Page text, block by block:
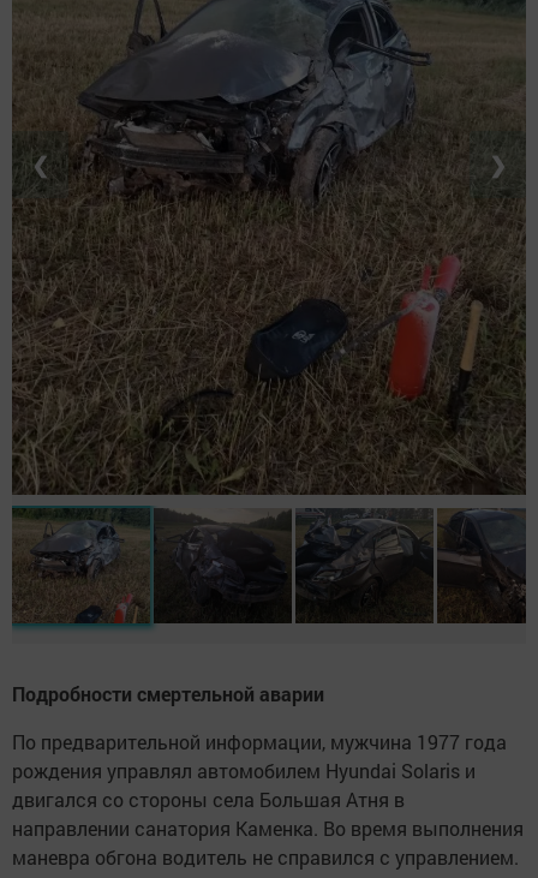
❮ ❯
Подробности смертельной аварии
По предварительной информации, мужчина 1977 года
рождения управлял автомобилем Hyundai Solaris и
двигался со стороны села Большая Атня в
направлении санатория Каменка. Во время выполнения
маневра обгона водитель не справился с управлением.